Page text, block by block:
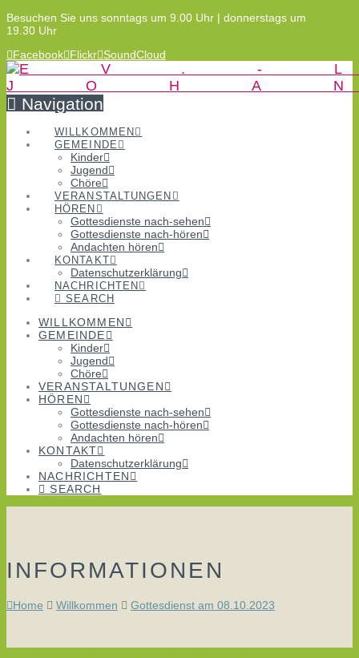
Besuchen Sie uns sonntags um 9.00 Uhr | donnerstags um
19.30 Uhr
Facebook Flickr SoundCloud
Navigation
WILLKOMMEN
GEMEINDE
Kinder
Jugend
Chöre
VERANSTALTUNGEN
HÖREN
Gottesdienste nach-sehen
Gottesdienste nach-hören
Andachten hören
KONTAKT
Datenschutzerklärung
NACHRICHTEN
SEARCH
WILLKOMMEN
GEMEINDE
Kinder
Jugend
Chöre
VERANSTALTUNGEN
HÖREN
Gottesdienste nach-sehen
Gottesdienste nach-hören
Andachten hören
KONTAKT
Datenschutzerklärung
NACHRICHTEN
SEARCH
INFORMATIONEN
Home Willkommen Gottesdienst am 08.10.2023